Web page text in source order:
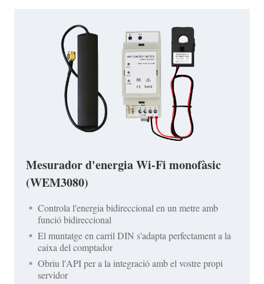
Mesurador d'energia Wi-Fi monofàsic
(WEM3080)
Controla l'energia bidireccional en un metre amb
funció bidireccional
El muntatge en carril DIN s'adapta perfectament a la
caixa del comptador
Obriu l'API per a la integració amb el vostre propi
servidor